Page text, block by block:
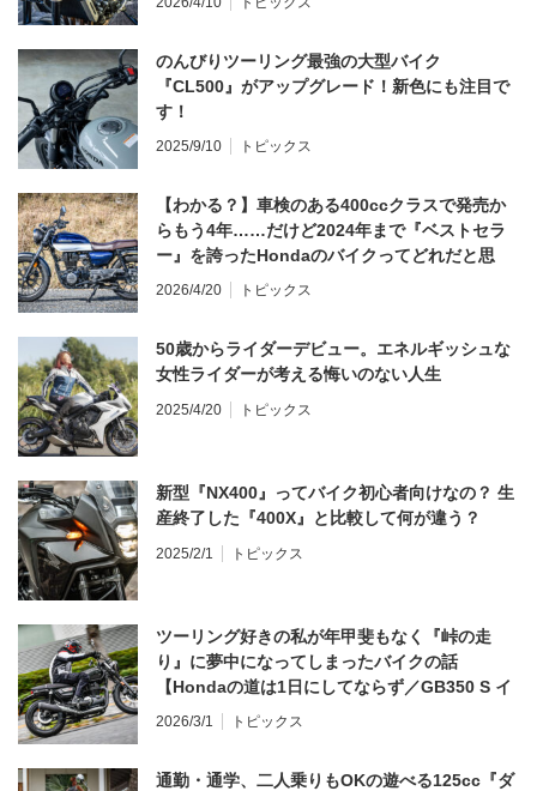
のんびりツーリング最強の大型バイク
『CL500』がアップグレード！新色にも注目で
す！
2025/9/10 トピックス
【わかる？】車検のある400ccクラスで発売か
らもう4年……だけど2024年まで『ベストセラ
ー』を誇ったHondaのバイクってどれだと思
う？
2026/4/20 トピックス
50歳からライダーデビュー。エネルギッシュな
女性ライダーが考える悔いのない人生
2025/4/20 トピックス
新型『NX400』ってバイク初心者向けなの？ 生
産終了した『400X』と比較して何が違う？
2025/2/1 トピックス
ツーリング好きの私が年甲斐もなく『峠の走
り』に夢中になってしまったバイクの話
【Hondaの道は1日にしてならず／GB350 S イ
ンプレ・レビュー 前編】
2026/3/1 トピックス
通勤・通学、二人乗りもOKの遊べる125cc『ダ